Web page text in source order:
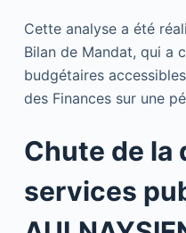
Cette analyse a été
Bilan de Mandat, qui a
budgétaires
des Finances sur une
Chute de la
services